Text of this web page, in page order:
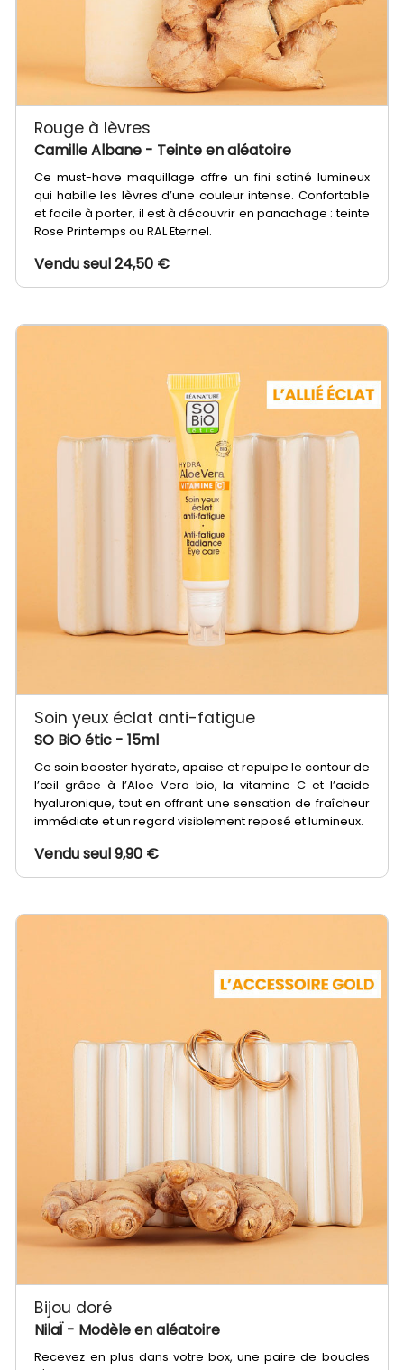
Rouge à lèvres
Camille Albane - Teinte en aléatoire
Ce must-have maquillage offre un fini satiné lumineux
qui habille les lèvres d’une couleur intense. Confortable
et facile à porter, il est à découvrir en panachage : teinte
Rose Printemps ou RAL Eternel.
Vendu seul 24,50 €
Soin yeux éclat anti-fatigue
SO BiO étic - 15ml
Ce soin booster hydrate, apaise et repulpe le contour de
l’œil grâce à l’Aloe Vera bio, la vitamine C et l’acide
hyaluronique, tout en offrant une sensation de fraîcheur
immédiate et un regard visiblement reposé et lumineux.
Vendu seul 9,90 €
Bijou doré
NilaÏ- Modèle en aléatoire
Recevez en plus dans votre box, une paire de boucles